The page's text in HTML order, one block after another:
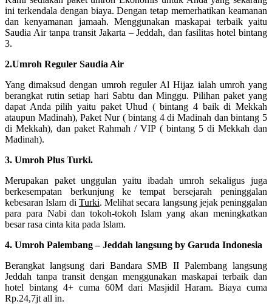
ini terkendala dengan biaya. Dengan tetap memerhatikan keamanan
dan kenyamanan jamaah. Menggunakan maskapai terbaik yaitu
Saudia Air tanpa transit Jakarta – Jeddah, dan fasilitas hotel bintang
3.
2.Umroh Reguler Saudia Air
Yang dimaksud dengan umroh reguler Al Hijaz ialah umroh yang
berangkat rutin setiap hari Sabtu dan Minggu. Pilihan paket yang
dapat Anda pilih yaitu paket Uhud ( bintang 4 baik di Mekkah
ataupun Madinah), Paket Nur ( bintang 4 di Madinah dan bintang 5
di Mekkah), dan paket Rahmah / VIP ( bintang 5 di Mekkah dan
Madinah).
3. Umroh Plus Turki.
Merupakan paket unggulan yaitu ibadah umroh sekaligus juga
berkesempatan berkunjung ke tempat bersejarah peninggalan
kebesaran Islam di Turki. Melihat secara langsung jejak peninggalan
para para Nabi dan tokoh-tokoh Islam yang akan meningkatkan
besar rasa cinta kita pada Islam.
4. Umroh Palembang – Jeddah langsung by Garuda Indonesia
Berangkat langsung dari Bandara SMB II Palembang langsung
Jeddah tanpa transit dengan menggunakan maskapai terbaik dan
hotel bintang 4+ cuma 60M dari Masjidil Haram. Biaya cuma
Rp.24,7jt all in.